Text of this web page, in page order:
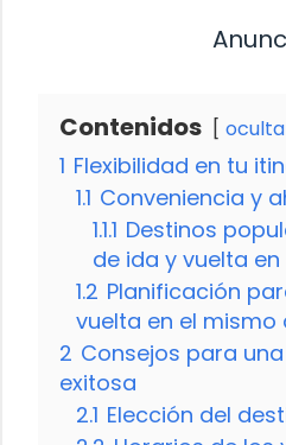
Contenidos
1 Flexibilidad en tu
1.1 Conveniencia y
1.1.1 Destinos
de ida y vuelta
1.2 Planificación
vuelta en el mismo
2 Consejos para
exitosa
2.1 Elección del